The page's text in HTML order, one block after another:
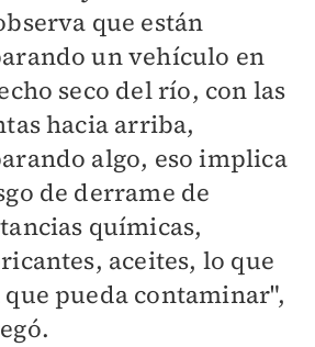
que están
un vehículo en
seco del río, con las
hacia arriba,
algo, eso implica
de derrame de
químicas,
aceites, lo que
que pueda contaminar",